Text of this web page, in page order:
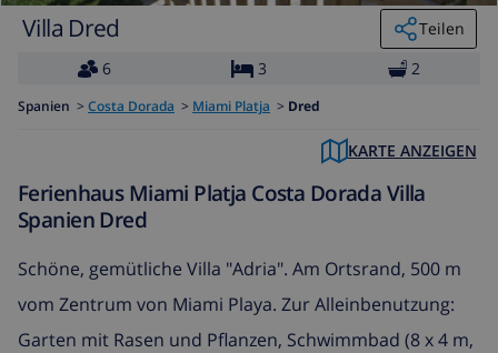
Villa Dred
Teilen
6
3 2
Spanien > Costa Dorada > Miami Platja > Dred
KARTE ANZEIGEN
Ferienhaus Miami Platja Costa Dorada Villa
Spanien Dred
Schöne, gemütliche Villa "Adria". Am Ortsrand, 500 m
vom Zentrum von Miami Playa. Zur Alleinbenutzung:
Garten mit Rasen und Pflanzen, Schwimmbad (8 x 4 m,